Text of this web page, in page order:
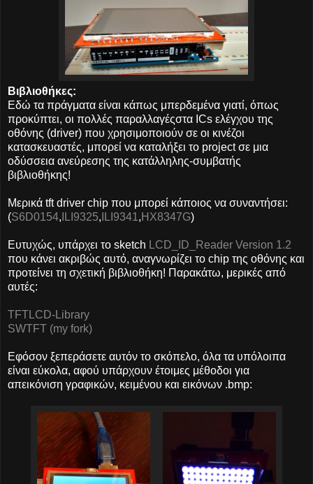
Βιβλιοθήκες:
Εδώ τα πράγματα είναι κάπως μπερδεμένα γιατί, όπως
προκύπτει, οι πολλές παραλλαγέςστα ICs ελέγχου της
οθόνης (driver) που χρησιμοποιούν σε οι κινέζοι
κατασκευαστές, μπορεί να καταλήξει το project σε μια
οδύσσεια ανεύρεσης της κατάλληλης-συμβατής
βιβλιοθήκης!
Μερικά tft driver chip που μπορεί κάποιος να συναντήσει:
(S6D0154, ILI9325, ILI9341 , HX8347G)
Ευτυχώς, υπάρχει το sketch LCD_ID_Reader Version 1.2
που κάνει ακριβώς αυτό, αναγνωρίζει το chip της οθόνης και
προτείνει τη σχετική βιβλιοθήκη! Παρακάτω, μερικές από
αυτές:
TFTLCD-Library
SWTFT (my fork)
Εφόσον ξεπεράσετε αυτόν το σκόπελο, όλα τα υπόλοιπα
είναι εύκολα, αφού υπάρχουν έτοιμες μέθοδοι για
απεικόνιση γραφικών, κειμένου και εικόνων .bmp: